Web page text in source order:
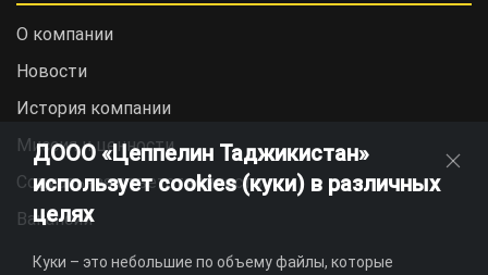
О компании
Новости
История компании
Миссия и ценности
Социальная ответственность
Вакансии
ДООО «Цеппелин Таджикистан»
использует cookies (куки) в различных
целях
Куки – это небольшие по объему файлы, которые